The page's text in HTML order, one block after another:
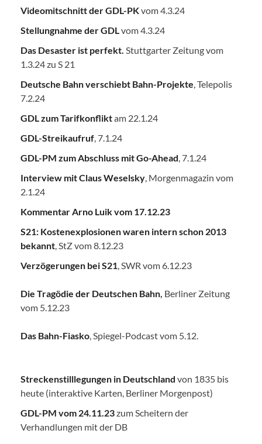
Videomitschnitt der GDL-PKvom 4.3.24
Stellungnahme der GDLvom 4.3.24
Das Desaster ist perfekt. Stuttgarter Zeitung vom
1.3.24 zu S 21
Deutsche Bahn verschiebt Bahn-Projekte, Telepolis
7.2.24
GDL zum Tarifkonfliktam 22.1.24
GDL-Streikaufruf, 7.1.24
GDL-PM zum Abschluss mit Go-Ahead, 7.1.24
Interview mit Claus Weselsky, Morgenmagazin vom
2.1.24
Kommentar Arno Luik vom 17.12.23
S21: Kostenexplosionen waren intern schon 2013
bekannt, StZ vom 8.12.23
Verzögerungen bei S21, SWR vom 6.12.23
Die Tragödie der Deutschen Bahn, Berliner Zeitung
vom 5.12.23
Das Bahn-Fiasko, Spiegel-Podcast vom 5.12.
Streckenstilllegungen in Deutschland von 1835 bis
heute (interaktive Karten, Berliner Morgenpost)
GDL-PM vom 24.11.23zum Scheitern der
Verhandlungen mit der DB